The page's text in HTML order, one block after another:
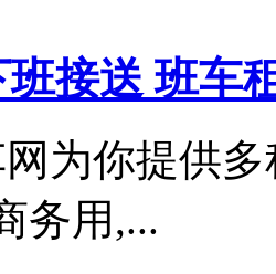
接送 班车
为你提供
务用,...